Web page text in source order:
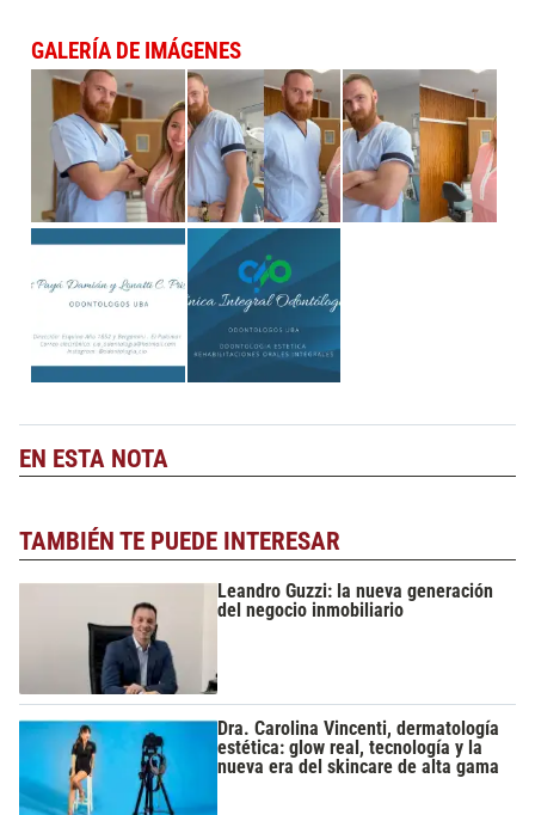
GALERÍA DE IMÁGENES
EN ESTA NOTA
TAMBIÉN TE PUEDE INTERESAR
Leandro Guzzi: la nueva generación
del negocio inmobiliario
Dra. Carolina Vincenti, dermatología
estética: glow real, tecnología y la
nueva era del skincare de alta gama